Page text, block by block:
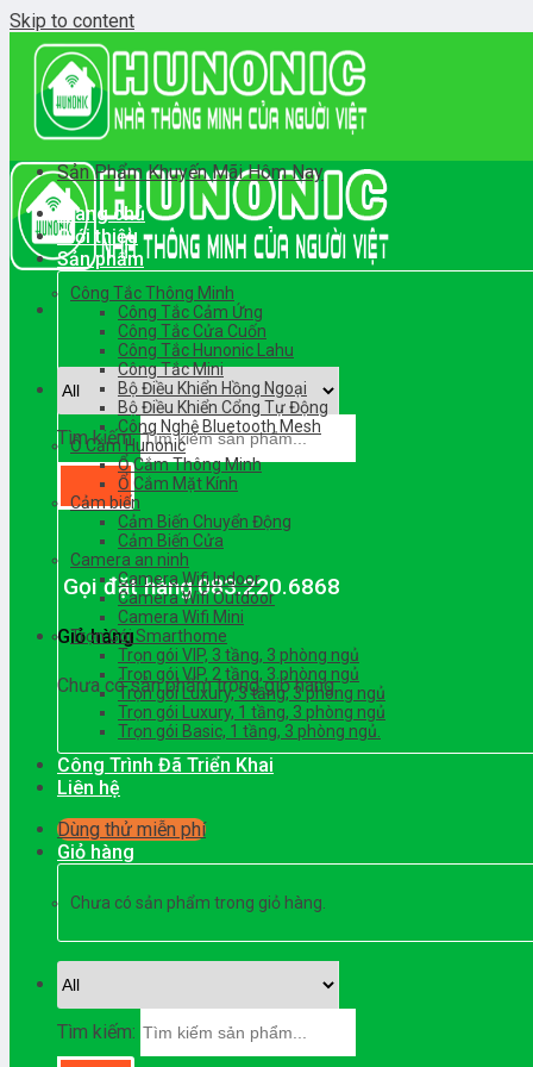
Skip to content
Tìm kiếm:
Gọi đặt hàng083.220.6868
Giỏ hàng
Chưa có sản phẩm trong giỏ hàng.
Sản Phẩm Khuyến Mãi Hôm Nay
Trang chủ
Giới thiệu
Sản phẩm
Công Tắc Thông Minh
Công Tắc Cảm Ứng
Công Tắc Cửa Cuốn
Công Tắc Hunonic Lahu
Công Tắc Mini
Bộ Điều Khiển Hồng Ngoại
Bộ Điều Khiển Cổng Tự Động
Công Nghệ Bluetooth Mesh
Ổ Cắm Hunonic
Ổ Cắm Thông Minh
Ổ Cắm Mặt Kính
Cảm biến
Cảm Biến Chuyển Động
Cảm Biến Cửa
Camera an ninh
Camera Wifi Indoor
Camera Wifi Outdoor
Camera Wifi Mini
Trọn Gói Smarthome
Trọn gói VIP, 3 tầng, 3 phòng ngủ
Trọn gói VIP, 2 tầng, 3 phòng ngủ
Trọn gói Luxury, 3 tầng, 3 phòng ngủ
Trọn gói Luxury, 1 tầng, 3 phòng ngủ
Trọn gói Basic, 1 tầng, 3 phòng ngủ.
Công Trình Đã Triển Khai
Liên hệ
Dùng thử miễn phí
Giỏ hàng
Chưa có sản phẩm trong giỏ hàng.
Tìm kiếm: